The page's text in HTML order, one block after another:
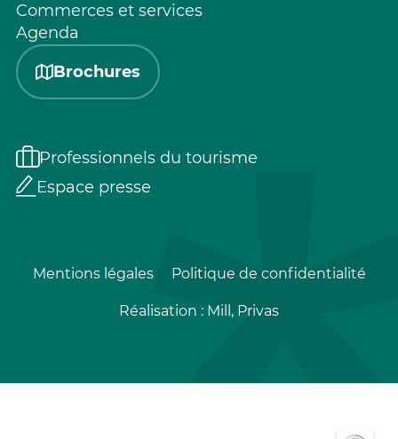
Commerces et services
Agenda
Brochures
Professionnels du tourisme
Espace presse
Mentions légales Politique de confidentialité
Réalisation : Mill, Privas